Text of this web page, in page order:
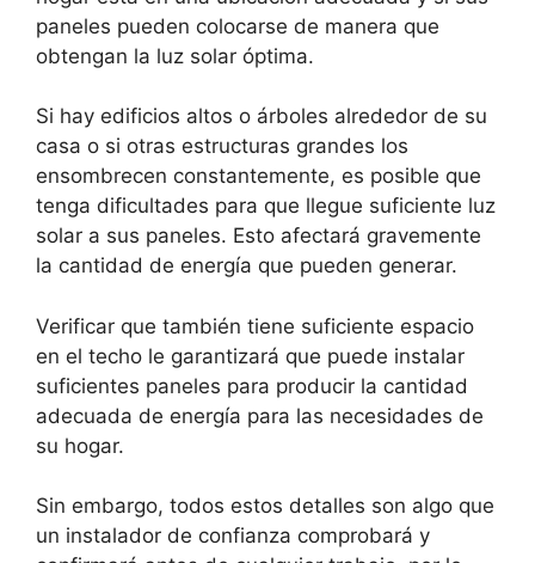
paneles pueden colocarse de manera que
obtengan la luz solar óptima.
Si hay edificios altos o árboles alrededor de su
casa o si otras estructuras grandes los
ensombrecen constantemente, es posible que
tenga dificultades para que llegue suficiente luz
solar a sus paneles. Esto afectará gravemente
la cantidad de energía que pueden generar.
Verificar que también tiene suficiente espacio
en el techo le garantizará que puede instalar
suficientes paneles para producir la cantidad
adecuada de energía para las necesidades de
su hogar.
Sin embargo, todos estos detalles son algo que
un instalador de confianza comprobará y